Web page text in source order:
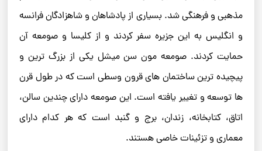
مذهبی و فرهنگی شد. بسیاری از پادشاهان و شاهزادگان فرانسه
و انگلیس به این جزیره سفر کردند و از کلیسا و صومعه آن
حمایت کردند. صومعه مون سن میشل یکی از بزرگ ترین و
پیچیده ترین ساختمان های قرون وسطی است که در طول قرن
ها توسعه و تغییر یافته است. این صومعه دارای چندین سالن،
اتاق، کتابخانه، زندان، برج و گنبد است که هر کدام دارای
معماری و تزئینات خاصی هستند.